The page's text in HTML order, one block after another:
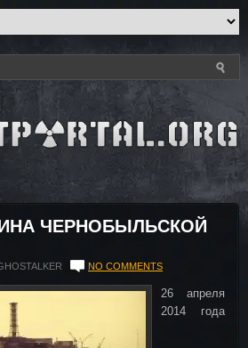
ЧЕРНОБЫЛЬСКОЙ
NO COMMENTS
26 апреля
2014 года